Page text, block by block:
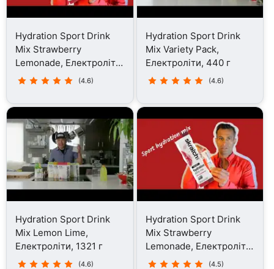
Hydration Sport Drink
Mix Strawberry
Lemonade, Електроліти,
440 г
(4.6)
Hydration Sport Drink
Mix Variety Pack,
Електроліти, 440 г
(4.6)
Hydration Sport Drink
Mix Lemon Lime,
Електроліти, 1321 г
(4.6)
Hydration Sport Drink
Mix Strawberry
Lemonade, Електроліти,
1321 г
(4.5)